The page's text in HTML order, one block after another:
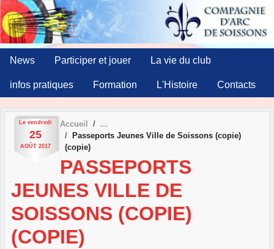
News Participer et jouer La vie du club
infos pratiques Formation L'Histoire Contacts
Le vendredi
25
AOÛT 2017
Accueil
Passeports Jeunes Ville de Soissons (copie)
(copie)
PASSEPORTS
JEUNES VILLE DE
SOISSONS (COPIE)
(COPIE)
Panneau de gestion des cookies